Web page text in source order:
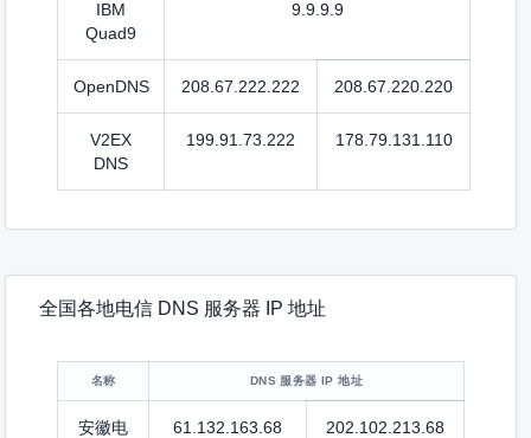
IBM
Quad9
9.9.9.9
OpenDNS 208.67.222.222 208.67.220.220
V2EX
DNS
199.91.73.222 178.79.131.110
全国各地电信 DNS 服务器 IP 地址
名称 DNS 服务器 IP 地址
安徽电
61.132.163.68 202.102.213.68